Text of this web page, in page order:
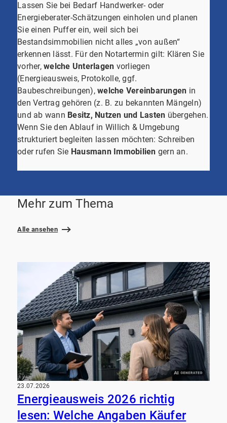
Lassen Sie bei Bedarf Handwerker- oder
Energieberater-Schätzungen einholen und planen
Sie einen Puffer ein, weil sich bei
Bestandsimmobilien nicht alles „von außen“
erkennen lässt. Für den Notartermin gilt: Klären Sie
vorher,welche Unterlagen vorliegen
(Energieausweis, Protokolle, ggf.
Baubeschreibungen),welche Vereinbarungen in
den Vertrag gehören (z. B. zu bekannten Mängeln)
und ab wann Besitz, Nutzen und Lasten übergehen.
Wenn Sie den Ablauf in Willich & Umgebung
strukturiert begleiten lassen möchten: Schreiben
oder rufen Sie Hausmann Immobilien gern an.
Mehr zum Thema
Alle ansehen
23.07.2026
Energieausweis 2026 richtig
lesen: Welche Angaben Käufer